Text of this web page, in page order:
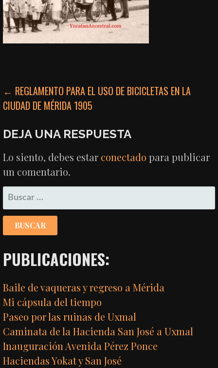
NAVEGACIÓN
DE
ENTRADAS
← REGLAMENTO PARA EL USO DE BICICLETAS EN LA
CIUDAD DE MÉRIDA 1905
DEJA UNA RESPUESTA
Lo siento, debes estar conectado para publicar
un comentario.
BUSCAR:
PUBLICACIONES:
Baile de vaqueras y regreso a Mérida
Mi cápsula del tiempo
Paseo por las ruinas de Uxmal
Caminata de la Hacienda San José a Uxmal
Inauguración Avenida Pérez Ponce
Haciendas Yokat y San José